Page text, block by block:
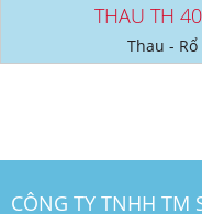
THAU TH
Thau -
CÔNG TY TNHH TM